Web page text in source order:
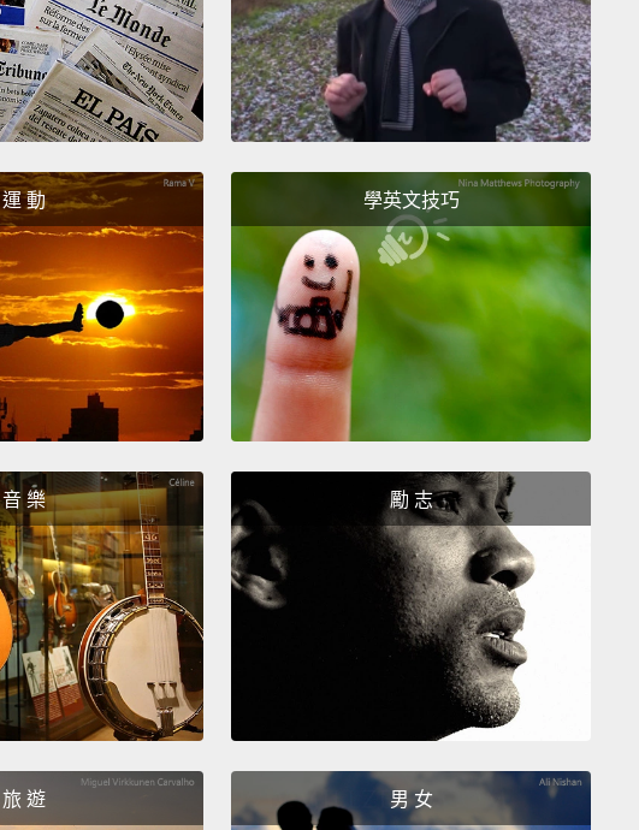
through broken skin or mucous membranes.
If a man is
lucky enough to survive Ebola, he can still transmit the
disease for up to seven weeks afterwards through his
semen. That's why the government in Guinea has warned
people against having sex, kissing, or even shaking
hands at the moment.
伊波拉病毒在果蝠、黑猩猩、大猩猩、猴子、森林羚羊、以及
豪豬體內被發現，而它經由和那些受感染哺乳類動物的體液、
血液、以及器官近距離接觸傳給人類。所以其中一個它被傳給
人類的主要方式是透過食用野味－－也就是死亡或已經生病的
動物的肉。伊波拉病毒接著藉由和血液、分泌物、器官、以及
果一個男人夠幸運能撐過伊波拉病毒感染病，他仍能在高達七
週後透過他的精液傳播疾病。那也是為什麼幾內亞政府已經警
告人民在此時不得進行性行為、親吻、或甚至握手。
It can also be passed on via a dead body if mourners
have contact with the deceased person.
Health care
workers are at particular risk because of their close
contact with patients, and that's why the World Health
Organization has sent 3.5 tons of protective materials out
which includes biohazard suits, disinfectants,
運 動 學英文技巧
音 樂 勵 志
旅 遊 男 女